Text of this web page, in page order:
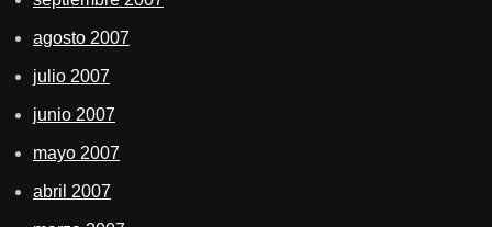
agosto 2007
julio 2007
junio 2007
mayo 2007
abril 2007